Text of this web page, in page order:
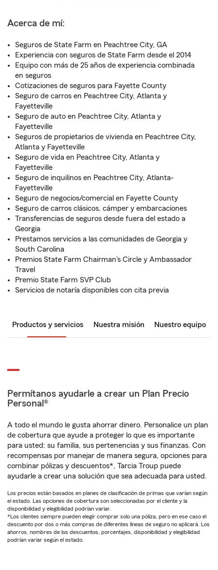
Acerca de mí:
Seguros de State Farm en Peachtree City, GA
Experiencia con seguros de State Farm desde el 2014
Equipo con más de 25 años de experiencia combinada
en seguros
Cotizaciones de seguros para Fayette County
Seguro de carros en Peachtree City, Atlanta y
Fayetteville
Seguro de auto en Peachtree City, Atlanta y
Fayetteville
Seguros de propietarios de vivienda en Peachtree City,
Atlanta y Fayetteville
Seguro de vida en Peachtree City, Atlanta y
Fayetteville
Seguro de inquilinos en Peachtree City, Atlanta-
Fayetteville
Seguro de negocios/comercial en Fayette County
Seguro de carros clásicos, cámper y embarcaciones
Transferencias de seguros desde fuera del estado a
Georgia
Prestamos servicios a las comunidades de Georgia y
South Carolina
Premios State Farm Chairman's Circle y Ambassador
Travel
Premio State Farm SVP Club
Servicios de notaría disponibles con cita previa
Productos y servicios Nuestra misión Nuestro equipo
Permítanos ayudarle a crear un Plan Precio
Personal®
A todo el mundo le gusta ahorrar dinero. Personalice un plan
de cobertura que ayude a proteger lo que es importante
para usted: su familia, sus pertenencias y sus finanzas. Con
recompensas por manejar de manera segura, opciones para
combinar pólizas y descuentos*, Tarcia Troup puede
ayudarle a crear una solución que sea adecuada para usted.
Los precios están basados en planes de clasificación de primas que varían según
el estado. Las opciones de cobertura son seleccionadas por el cliente y la
disponibilidad y elegibilidad podrían variar.
*Los clientes siempre pueden elegir comprar solo una póliza, pero en ese caso el
descuento por dos o más compras de diferentes líneas de seguro no aplicará. Los
ahorros, nombres de los descuentos, porcentajes, disponibilidad y elegibilidad
podrían variar según el estado.